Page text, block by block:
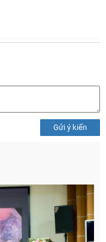
Gửi ý kiến